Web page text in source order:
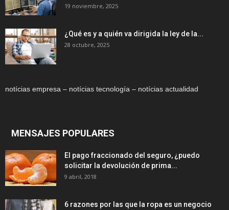
19 noviembre, 2025
¿Qué es y a quién va dirigida la ley de la...
28 octubre, 2025
notícias empresa – notícias tecnología – notícias actualidad
MENSAJES POPULARES
El pago fraccionado del seguro, ¿puedo
solicitar la devolución de prima...
9 abril, 2018
6 razones por las que la ropa es un negocio